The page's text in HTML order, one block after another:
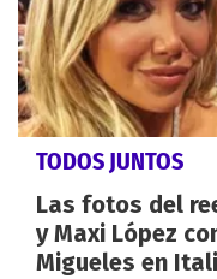
TODOS JUNTOS
Las fotos del
y Maxi López
Migueles en